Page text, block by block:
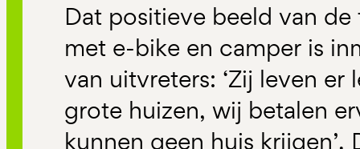
Dat positieve beeld van
met e-bike en camper is
van uitvreters: ‘Zij leven
grote huizen, wij betalen
kunnen geen huis